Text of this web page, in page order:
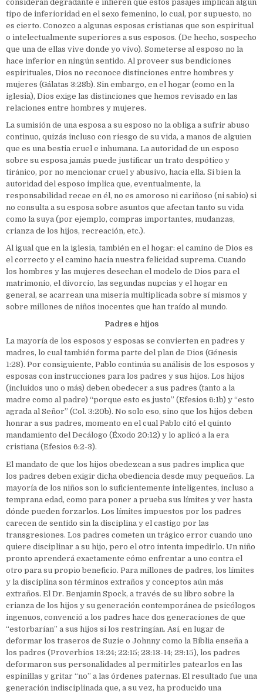
consideran degradante e infieren que estos pasajes implican algún
tipo de inferioridad en el sexo femenino, lo cual, por supuesto, no
es cierto. Conozco a algunas esposas cristianas que son espiritual
o intelectualmente superiores a sus esposos. (De hecho, sospecho
que una de ellas vive donde yo vivo). Someterse al esposo no la
hace inferior en ningún sentido. Al proveer sus bendiciones
espirituales, Dios no reconoce distinciones entre hombres y
mujeres (Gálatas 3:28b). Sin embargo, en el hogar (como en la
iglesia), Dios exige las distinciones que hemos revisado en las
relaciones entre hombres y mujeres.
La sumisión de una esposa a su esposo no la obliga a sufrir abuso
continuo, quizás incluso con riesgo de su vida, a manos de alguien
que es una bestia cruel e inhumana. La autoridad de un esposo
sobre su esposa jamás puede justificar un trato despótico y
tiránico, por no mencionar cruel y abusivo, hacia ella. Si bien la
autoridad del esposo implica que, eventualmente, la
responsabilidad recae en él, no es amoroso ni cariñoso (ni sabio) si
no consulta a su esposa sobre asuntos que afectan tanto su vida
como la suya (por ejemplo, compras importantes, mudanzas,
crianza de los hijos, recreación, etc.).
Al igual que en la iglesia, también en el hogar: el camino de Dios es
el correcto y el camino hacia nuestra felicidad suprema. Cuando
los hombres y las mujeres desechan el modelo de Dios para el
matrimonio, el divorcio, las segundas nupcias y el hogar en
general, se acarrean una miseria multiplicada sobre sí mismos y
sobre millones de niños inocentes que han traído al mundo.
Padres e hijos
La mayoría de los esposos y esposas se convierten en padres y
madres, lo cual también forma parte del plan de Dios (Génesis
1:28). Por consiguiente, Pablo continúa su análisis de los esposos y
esposas con instrucciones para los padres y sus hijos. Los hijos
(incluidos uno o más) deben obedecer a sus padres (tanto a la
madre como al padre) “porque esto es justo” (Efesios 6:1b) y “esto
agrada al Señor” (Col. 3:20b). No solo eso, sino que los hijos deben
honrar a sus padres, momento en el cual Pablo citó el quinto
mandamiento del Decálogo (Éxodo 20:12) y lo aplicó a la era
cristiana (Efesios 6:2-3).
El mandato de que los hijos obedezcan a sus padres implica que
los padres deben exigir dicha obediencia desde muy pequeños. La
mayoría de los niños son lo suficientemente inteligentes, incluso a
temprana edad, como para poner a prueba sus límites y ver hasta
dónde pueden forzarlos. Los límites impuestos por los padres
carecen de sentido sin la disciplina y el castigo por las
transgresiones. Los padres cometen un trágico error cuando uno
quiere disciplinar a su hijo, pero el otro intenta impedirlo. Un niño
pronto aprenderá exactamente cómo enfrentar a uno contra el
otro para su propio beneficio. Para millones de padres, los límites
y la disciplina son términos extraños y conceptos aún más
extraños. El Dr. Benjamin Spock, a través de su libro sobre la
crianza de los hijos y su generación contemporánea de psicólogos
ingenuos, convenció a los padres hace dos generaciones de que
“estorbarían” a sus hijos si los restringían. Así, en lugar de
deformar los traseros de Suzie o Johnny como la Biblia enseña a
los padres (Proverbios 13:24; 22:15; 23:13-14; 29:15), los padres
deformaron sus personalidades al permitirles patearlos en las
espinillas y gritar “no” a las órdenes paternas. El resultado fue una
generación indisciplinada que, a su vez, ha producido una